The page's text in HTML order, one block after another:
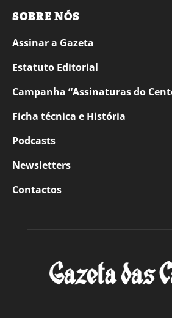
SOBRE NÓS
Assinar a Gazeta
Estatuto Editorial
Campanha “Assinaturas do
Ficha técnica e História
Podcasts
Newsletters
Contactos